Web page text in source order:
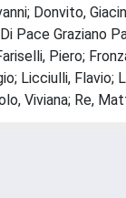
Donvito,
Pace Graziano
Piero;
Licciulli, Flavio;
Viviana; Re,